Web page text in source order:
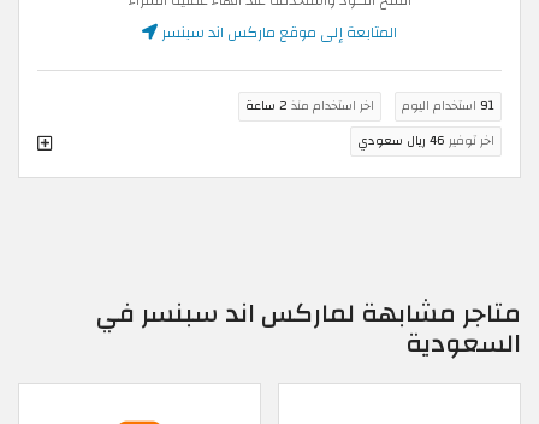
المتابعة إلى موقع ماركس اند سبنسر
91 استخدام اليوم اخر استخدام منذ 2 ساعة
اخر توفير 46 ريال سعودي
متاجر مشابهة لماركس اند سبنسر في
السعودية